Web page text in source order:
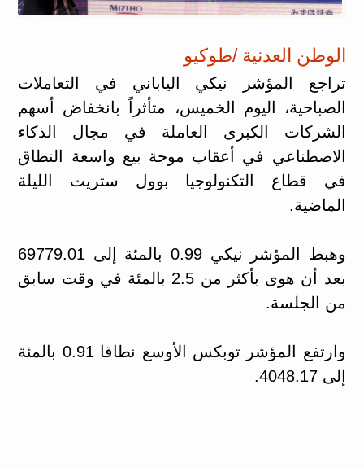
الوطن العدنية /طوكيو
تراجع المؤشر نيكي الياباني في التعاملات
الصباحية، اليوم الخميس، متأثراً بانخفاض أسهم
الشركات الكبرى العاملة في مجال الذكاء
الاصطناعي في أعقاب موجة ‌بيع واسعة النطاق
في قطاع التكنولوجيا بوول ستريت الليلة
الماضية.
وهبط المؤشر نيكي 0.99 بالمئة إلى 69779.01
بعد ⁠أن هوى بأكثر من 2.5 بالمئة في وقت سابق
من الجلسة.
وارتفع المؤشر توبكس الأوسع نطاقا 0.91 بالمئة
إلى 4048.17.